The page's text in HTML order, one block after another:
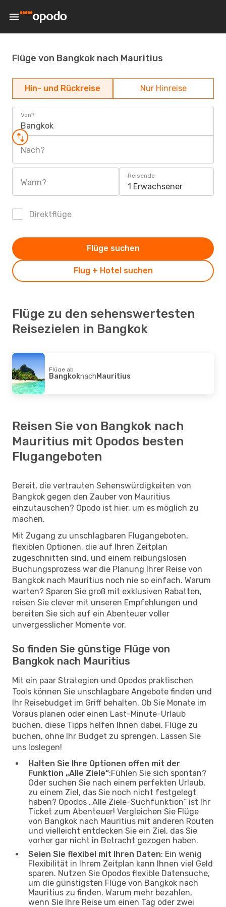
Flüge von Bangkok nach Mauritius
Hin- und Rückreise Nur Hinreise
Von?
Bangkok
Nach?
Wann?
Reisende
1 Erwachsener
Direktflüge
Flug + Hotel suchen
Flüge suchen
Flüge zu den sehenswertesten
Reisezielen in Bangkok
Flüge ab
BangkoknachMauritius
Reisen Sie von Bangkok nach
Mauritius mit Opodos besten
Flugangeboten
Bereit, die vertrauten Sehenswürdigkeiten von
Bangkok gegen den Zauber von Mauritius
einzutauschen? Opodo ist hier, um es möglich zu
machen.
Mit Zugang zu unschlagbaren Flugangeboten,
flexiblen Optionen, die auf Ihren Zeitplan
zugeschnitten sind, und einem reibungslosen
Buchungsprozess war die Planung Ihrer Reise von
Bangkok nach Mauritius noch nie so einfach. Warum
warten? Sparen Sie groß mit exklusiven Rabatten,
reisen Sie clever mit unseren Empfehlungen und
bereiten Sie sich auf ein Abenteuer voller
unvergesslicher Momente vor.
So finden Sie günstige Flüge von
Bangkok nach Mauritius
Mit ein paar Strategien und Opodos praktischen
Tools können Sie unschlagbare Angebote finden und
Ihr Reisebudget im Griff behalten. Ob Sie Monate im
Voraus planen oder einen Last-Minute-Urlaub
buchen, diese Tipps helfen Ihnen dabei, Flüge zu
buchen, ohne Ihr Budget zu sprengen. Lassen Sie
uns loslegen!
Halten Sie Ihre Optionen offen mit der
Funktion „Alle Ziele“:Fühlen Sie sich spontan?
Oder suchen Sie nach einem perfekten Urlaub,
zu einem Ziel, das Sie noch nicht festgelegt
haben? Opodos „Alle Ziele-Suchfunktion“ ist Ihr
Ticket zum Abenteuer! Vergleichen Sie Flüge
von Bangkok nach Mauritius mit anderen Routen
und vielleicht entdecken Sie ein Ziel, das Sie
vorher gar nicht in Betracht gezogen haben.
Seien Sie flexibel mit Ihren Daten: Ein wenig
Flexibilität in Ihrem Zeitplan kann Ihnen viel Geld
sparen. Nutzen Sie Opodos flexible Datensuche,
um die günstigsten Flüge von Bangkok nach
Mauritius zu finden. Warum mehr bezahlen,
wenn Sie Ihre Reise um einen Tag oder zwei